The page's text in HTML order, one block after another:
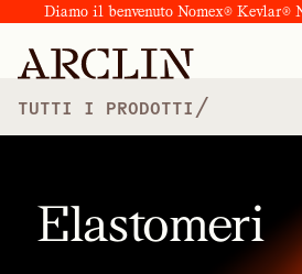
Diamo il benvenuto Nomex® Kevlar®
TUTTI I PRODOTTI /
Elastomeri